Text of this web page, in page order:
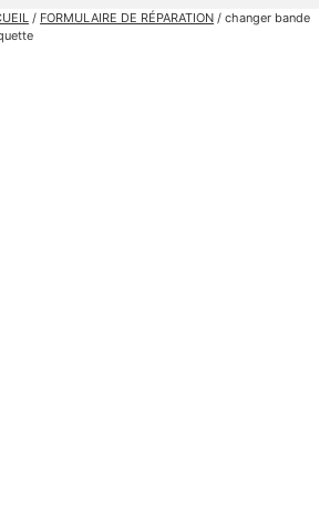
/ FORMULAIRE DE RÉPARATION / changer bande